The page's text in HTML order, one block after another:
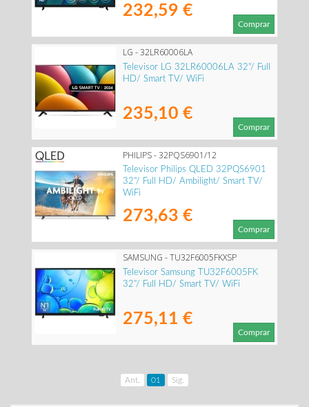
232,59 €
Comprar
LG - 32LR60006LA
Televisor LG 32LR60006LA 32"/ Full
HD/ Smart TV/ WiFi
235,10 €
Comprar
PHILIPS - 32PQS6901/12
Televisor Philips QLED 32PQS6901
32"/ Full HD/ Ambilight/ Smart TV/
WiFi
273,63 €
Comprar
SAMSUNG - TU32F6005FKXSP
Televisor Samsung TU32F6005FK
32"/ Full HD/ Smart TV/ WiFi
275,11 €
Comprar
Ant. 01 Sig.